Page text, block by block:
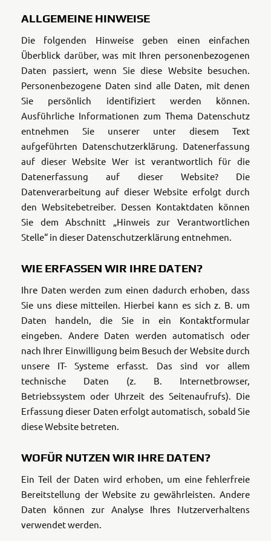
ALLGEMEINE HINWEISE
Die folgenden Hinweise geben einen einfachen
Überblick darüber, was mit Ihren personenbezogenen
Daten passiert, wenn Sie diese Website besuchen.
Personenbezogene Daten sind alle Daten, mit denen
Sie persönlich identifiziert werden können.
Ausführliche Informationen zum Thema Datenschutz
entnehmen Sie unserer unter diesem Text
aufgeführten Datenschutzerklärung. Datenerfassung
auf dieser Website Wer ist verantwortlich für die
Datenerfassung auf dieser Website? Die
Datenverarbeitung auf dieser Website erfolgt durch
den Websitebetreiber. Dessen Kontaktdaten können
Sie dem Abschnitt „Hinweis zur Verantwortlichen
Stelle“ in dieser Datenschutzerklärung entnehmen.
WIE ERFASSEN WIR IHRE DATEN?
Ihre Daten werden zum einen dadurch erhoben, dass
Sie uns diese mitteilen. Hierbei kann es sich z. B. um
Daten handeln, die Sie in ein Kontaktformular
eingeben. Andere Daten werden automatisch oder
nach Ihrer Einwilligung beim Besuch der Website durch
unsere IT- Systeme erfasst. Das sind vor allem
technische Daten (z. B. Internetbrowser,
Betriebssystem oder Uhrzeit des Seitenaufrufs). Die
Erfassung dieser Daten erfolgt automatisch, sobald Sie
diese Website betreten.
WOFÜR NUTZEN WIR IHRE DATEN?
Ein Teil der Daten wird erhoben, um eine fehlerfreie
Bereitstellung der Website zu gewährleisten. Andere
Daten können zur Analyse Ihres Nutzerverhaltens
verwendet werden.